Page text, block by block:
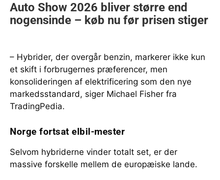
– Hybrider, der overgår benzin, markerer ikke kun
et skift i forbrugernes præferencer, men
konsolideringen af elektrificering som den nye
markedsstandard, siger Michael Fisher fra
TradingPedia.
Norge fortsat elbil-mester
Selvom hybriderne vinder totalt set, er der
massive forskelle mellem de europæiske lande.